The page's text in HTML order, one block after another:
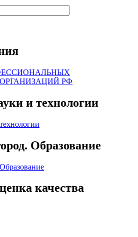
и технологии
Образование
качества